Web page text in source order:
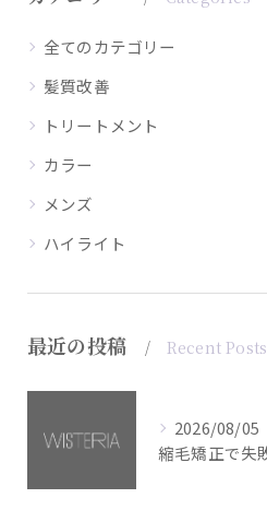
全てのカテゴリー
髪質改善
トリートメント
カラー
メンズ
ハイライト
最近の投稿 Recent Posts
2026/08/05